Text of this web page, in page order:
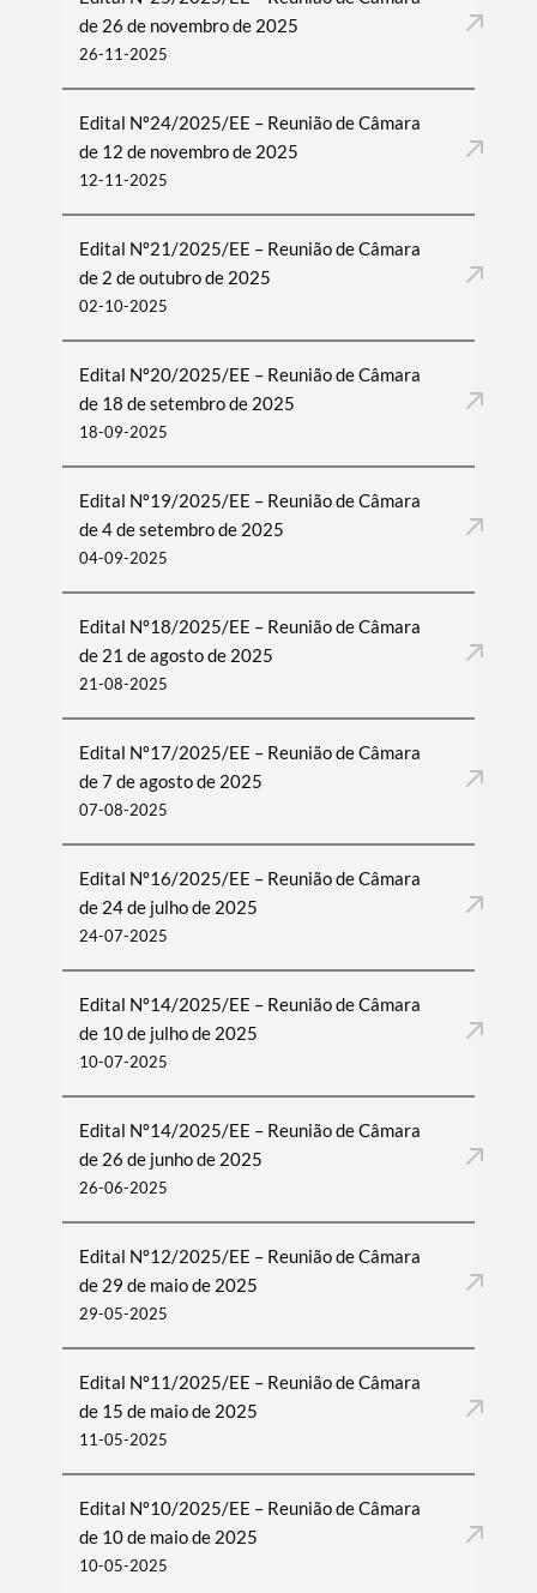
de 26 de novembro de 2025
26-11-2025
Edital Nº24/2025/EE – Reunião de Câmara
de 12 de novembro de 2025
12-11-2025
Edital Nº21/2025/EE – Reunião de Câmara
de 2 de outubro de 2025
02-10-2025
Edital Nº20/2025/EE – Reunião de Câmara
de 18 de setembro de 2025
18-09-2025
Edital Nº19/2025/EE – Reunião de Câmara
de 4 de setembro de 2025
04-09-2025
Edital Nº18/2025/EE – Reunião de Câmara
de 21 de agosto de 2025
21-08-2025
Edital Nº17/2025/EE – Reunião de Câmara
de 7 de agosto de 2025
07-08-2025
Edital Nº16/2025/EE – Reunião de Câmara
de 24 de julho de 2025
24-07-2025
Edital Nº14/2025/EE – Reunião de Câmara
de 10 de julho de 2025
10-07-2025
Edital Nº14/2025/EE – Reunião de Câmara
de 26 de junho de 2025
26-06-2025
Edital Nº12/2025/EE – Reunião de Câmara
de 29 de maio de 2025
29-05-2025
Edital Nº11/2025/EE – Reunião de Câmara
de 15 de maio de 2025
11-05-2025
Edital Nº10/2025/EE – Reunião de Câmara
de 10 de maio de 2025
10-05-2025